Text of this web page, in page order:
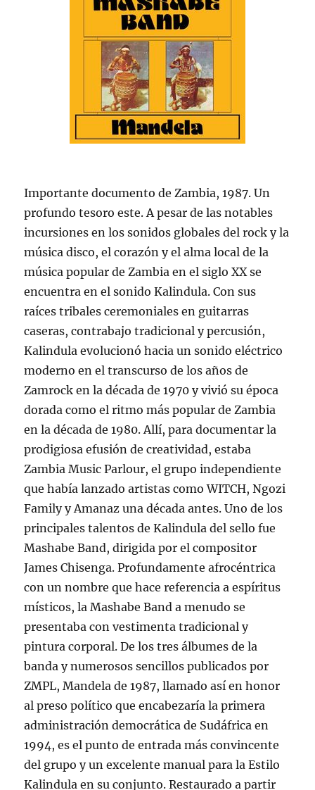
Importante documento de Zambia, 1987. Un
profundo tesoro este. A pesar de las notables
incursiones en los sonidos globales del rock y la
música disco, el corazón y el alma local de la
música popular de Zambia en el siglo XX se
encuentra en el sonido Kalindula. Con sus
raíces tribales ceremoniales en guitarras
caseras, contrabajo tradicional y percusión,
Kalindula evolucionó hacia un sonido eléctrico
moderno en el transcurso de los años de
Zamrock en la década de 1970 y vivió su época
dorada como el ritmo más popular de Zambia
en la década de 1980. Allí, para documentar la
prodigiosa efusión de creatividad, estaba
Zambia Music Parlour, el grupo independiente
que había lanzado artistas como WITCH, Ngozi
Family y Amanaz una década antes. Uno de los
principales talentos de Kalindula del sello fue
Mashabe Band, dirigida por el compositor
James Chisenga. Profundamente afrocéntrica
con un nombre que hace referencia a espíritus
místicos, la Mashabe Band a menudo se
presentaba con vestimenta tradicional y
pintura corporal. De los tres álbumes de la
banda y numerosos sencillos publicados por
ZMPL, Mandela de 1987, llamado así en honor
al preso político que encabezaría la primera
administración democrática de Sudáfrica en
1994, es el punto de entrada más convincente
del grupo y un excelente manual para la Estilo
Kalindula en su conjunto. Restaurado a partir